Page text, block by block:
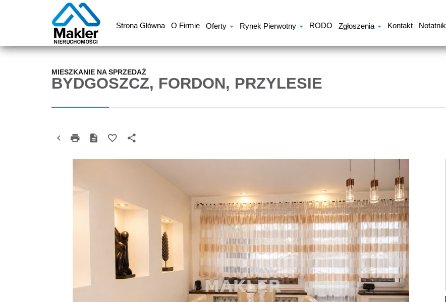
Strona Główna O Firmie Oferty Rynek Pierwotny RODO Zgłoszenia Kontakt Notatnik
BYDGOSZCZ, FORDON, PRZYLESIE
MIESZKANIE NA SPRZEDAŻ